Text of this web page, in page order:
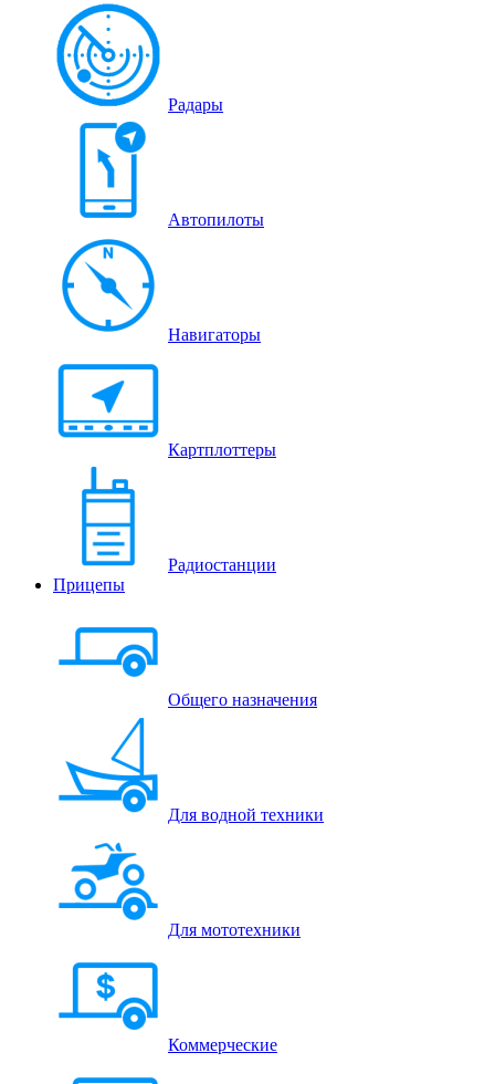
Радары
Автопилоты
Навигаторы
Картплоттеры
Радиостанции
Прицепы
Общего назначения
Для водной техники
Для мототехники
Коммерческие